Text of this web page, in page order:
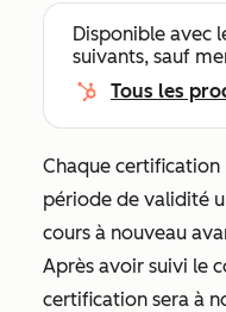
Disponible avec
suivants, sauf
Tous les
Chaque certification
période de validité
cours à nouveau
Après avoir suivi le
certification sera à